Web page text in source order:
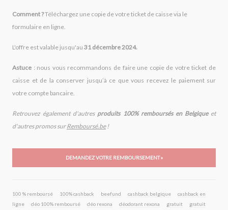
Comment ?Téléchargez une copie de votre ticket de caisse via le
formulaire en ligne.
L'offre est valable jusqu'au 31 décembre 2024.
Astuce : nous vous recommandons de faire une copie de votre ticket de
caisse et de la conserver jusqu’à ce que vous recevez le paiement sur
votre compte bancaire.
Retrouvez également d'autres produits 100% remboursés en Belgiqueet
d'autres promos surRemboursé.be!
DEMANDEZ VOTRE REMBOURSEMENT »
100 % remboursé 100% cashback beefund cashback belgique
cashback en
ligne
déo 100% remboursé déo rexona déodorant rexona gratuit
gratuit